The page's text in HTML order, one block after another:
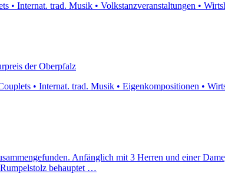
• Internat. trad. Musik • Volkstanzveranstaltungen •
der Oberpfalz
• Internat. trad. Musik • Eigenkompositionen •
Anfänglich mit 3 Herren und einer
behauptet …